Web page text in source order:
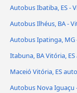
Autobus Ibatiba, ES -
Autobus Ilhéus, BA -
Autobus Ipatinga, MG
Itabuna, BA Vitória,
Maceió Vitória, ES
Autobus Nova Iguaçu